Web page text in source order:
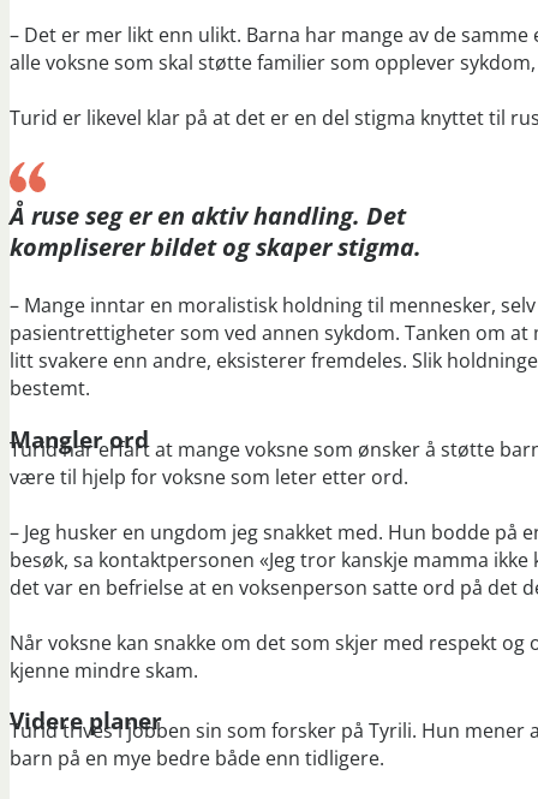
– Det er mer likt enn ulikt. Barna har mange av de
alle voksne som skal støtte familier som opplever
Turid er likevel klar på at det er en del stigma knyttet til
Å ruse seg er en aktiv handling. Det
kompliserer bildet og skaper stigma.
– Mange inntar en moralistisk holdning til mennesker,
pasientrettigheter som ved annen sykdom. Tanken om
litt svakere enn andre, eksisterer fremdeles. Slik
bestemt.
Mangler ord
Turid har erfart at mange voksne som ønsker å støtte
være til hjelp for voksne som leter etter ord.
– Jeg husker en ungdom jeg snakket med. Hun bodde
besøk, sa kontaktpersonen «Jeg tror kanskje mamma
det var en befrielse at en voksenperson satte ord på det
Når voksne kan snakke om det som skjer med respekt
kjenne mindre skam.
Videre planer
Turid trives i jobben sin som forsker på Tyrili. Hun
barn på en mye bedre både enn tidligere.